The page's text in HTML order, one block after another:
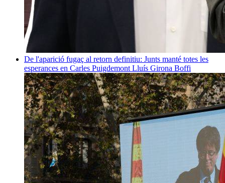
De l'aparició fugaç al retorn definitiu: Junts manté totes les
esperances en Carles Puigdemont Lluís Girona Boffi